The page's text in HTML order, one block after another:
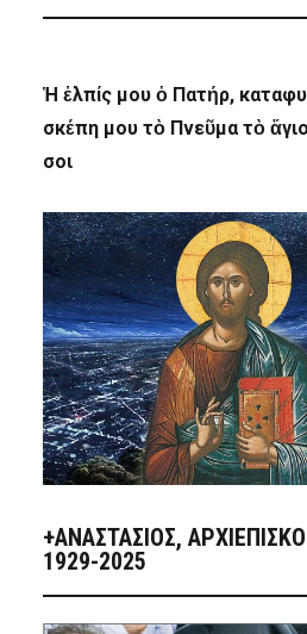
Ἡ ἐλπίς μου ὁ Πατήρ,
σκέπη μου τὸ Πνεῦμα τὸ
σοι
+ΑΝΑΣΤΆΣΙΟΣ,
1929-2025